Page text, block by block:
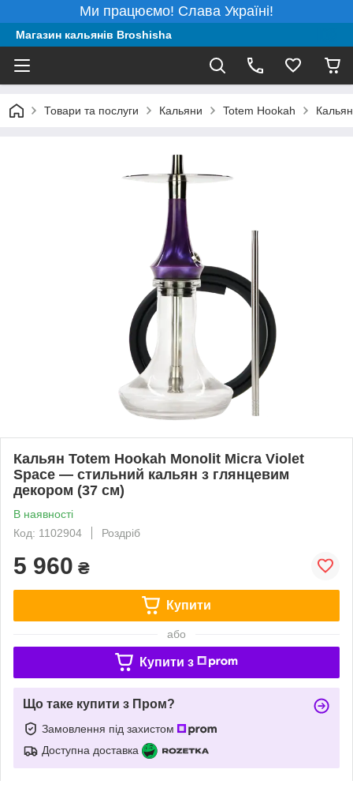
Ми працюємо! Слава Україні!
Магазин кальянів Broshisha
Товари та послуги Кальяни Totem Hookah
Кальян Totem Hookah Monolit Micra Violet
Space — стильний кальян з глянцевим
декором (37 см)
В наявності
Код: 1102904
Роздріб
5 960 ₴
Купити
або
Купити з
Що таке купити з Пром?
Замовлення під захистом
Доступна доставка